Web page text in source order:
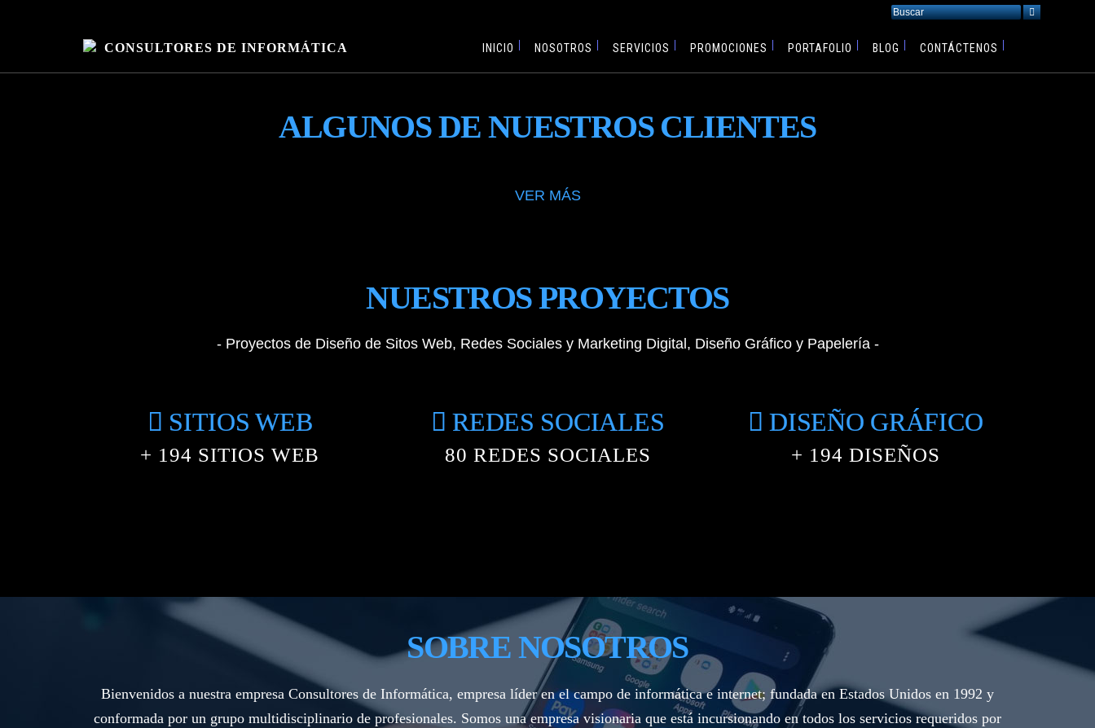
CONSULTORES DE INFORMÁTICA INICIO NOSOTROS SERVICIOS PROMOCIONES PORTAFOLIO BLOG CONTÁCTENOS
ALGUNOS DE NUESTROS CLIENTES
VER MÁS
NUESTROS PROYECTOS
- Proyectos de Diseño de Sitos Web, Redes Sociales y Marketing Digital, Diseño Gráfico y Papelería -
SITIOS WEB
+ 234 SITIOS WEB
REDES SOCIALES
80 REDES SOCIALES
DISEÑO GRÁFICO
+ 234 DISEÑOS
SOBRE NOSOTROS
Bienvenidos a nuestra empresa Consultores de Informática, empresa líder en el campo de informática e internet; fundada en Estados Unidos en 1992 y
conformada por un grupo multidisciplinario de profesionales. Somos una empresa visionaria que está incursionando en todos los servicios requeridos por